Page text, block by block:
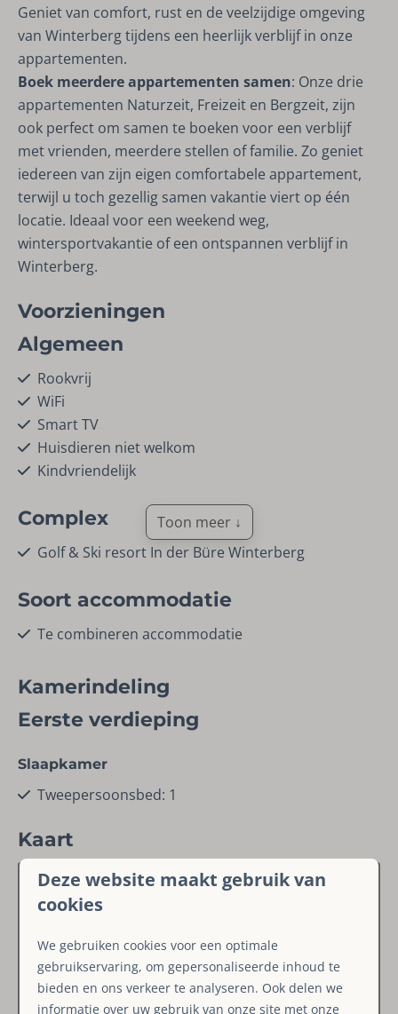
Geniet van comfort, rust en de veelzijdige omgeving
van Winterberg tijdens een heerlijk verblijf in onze
appartementen.
Boek meerdere appartementen samen: Onze drie
appartementen Naturzeit, Freizeit en Bergzeit, zijn
ook perfect om samen te boeken voor een verblijf
met vrienden, meerdere stellen of familie. Zo geniet
iedereen van zijn eigen comfortabele appartement,
terwijl u toch gezellig samen vakantie viert op één
locatie. Ideaal voor een weekend weg,
wintersportvakantie of een ontspannen verblijf in
Winterberg.
Voorzieningen
Algemeen
Rookvrij
WiFi
Smart TV
Huisdieren niet welkom
Kindvriendelijk
Complex
Golf & Ski resort In der Büre Winterberg
Soort accommodatie
Te combineren accommodatie
Kinderen
Kinderstoel
Regio
Regio Winterberg
Faciliteiten
Droogrek
Stofzuiger
Toon meer ↓
Kamerindeling
Eerste verdieping
Slaapkamer
Tweepersoonsbed: 1
Kaart
Deze website maakt gebruik van
cookies
We gebruiken cookies voor een optimale
gebruikservaring, om gepersonaliseerde inhoud te
bieden en ons verkeer te analyseren. Ook delen we
informatie over uw gebruik van onze site met onze